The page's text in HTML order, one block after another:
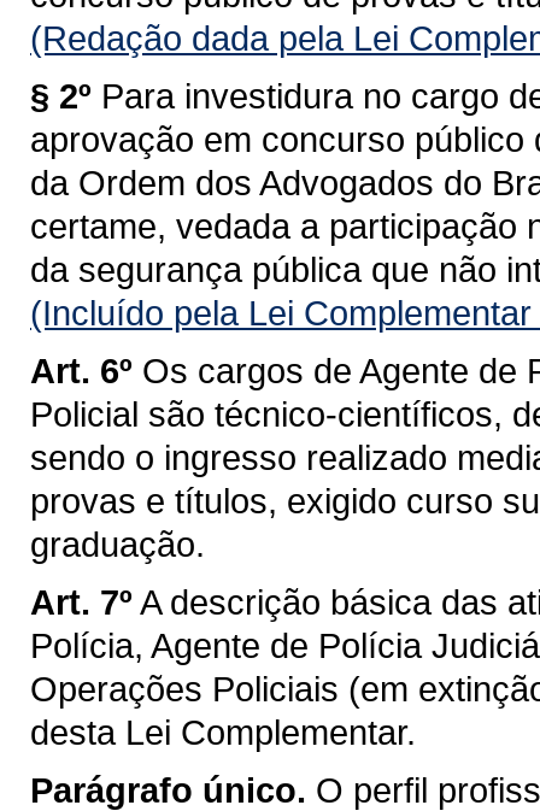
(Redação dada pela Lei
§ 2º Para investidura no cargo
aprovação em concurso
da Ordem dos Advogados do
certame, vedada a participação
da segurança pública que não
(Incluído pela Lei
Art. 6º Os cargos de Agente de
Policial são técnico-científicos,
sendo o ingresso realizado
provas e títulos, exigido curso
graduação.
Art. 7º A descrição básica das
Polícia, Agente de Polícia
Operações Policiais (em
desta Lei Complementar.
Parágrafo único. O perfil